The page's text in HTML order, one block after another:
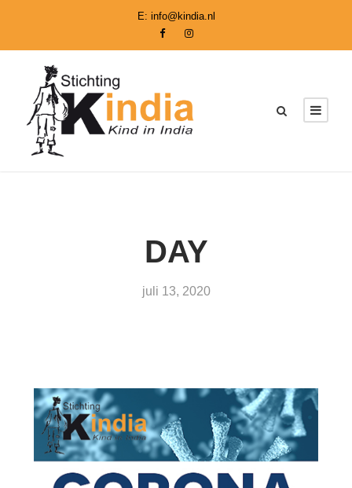
E: info@kindia.nl
DAY
juli 13, 2020